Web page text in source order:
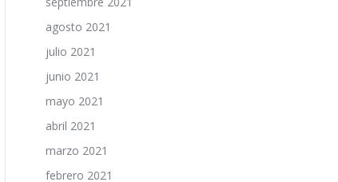
agosto 2021
julio 2021
junio 2021
mayo 2021
abril 2021
marzo 2021
febrero 2021